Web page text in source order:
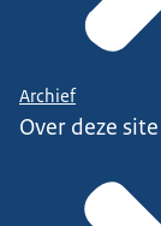
Archief
Over deze site